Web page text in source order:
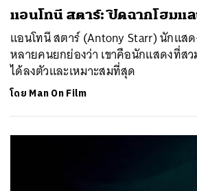
แอนโทนี สตาร์: ปิดฉากโฮมแ
แอนโทนี สตาร์ (Antony Starr) นักแส
หลายคนยกย่องว่า เขาคือนักแสดงที่ส
ได้ลงตัวและเหมาะสมที่สุด
โดย Man On Film